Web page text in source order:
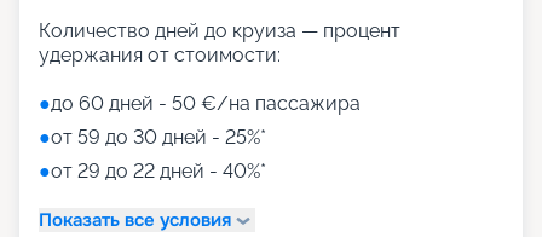
• MSC Aurea Spa – огромный выбор Spa-
процедур на площади 1000 м2;
• игровые зоны от LEGO;
• детский клуб Chicco.
Путешествуйте с
«Круиз.онлайн»
Количество дней до круиза — процент
удержания от стоимости:
●до 60 дней - 50 €/на пассажира
●от 59 до 30 дней - 25%*
●от 29 до 22 дней - 40%*
Показать все условия